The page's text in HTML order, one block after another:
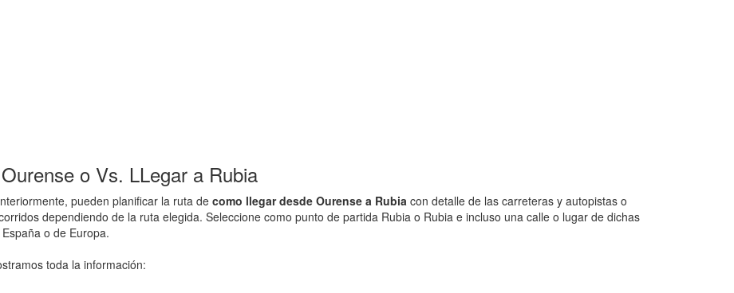
o Vs. LLegar a Rubia
pueden planificar la ruta decomo llegar desde Ourense a Rubia con detalle de las carreteras y autopistas o
dependiendo de la ruta elegida. Seleccione como punto de partida Rubia o Rubia e incluso una calle o lugar de dichas
o de Europa.
toda la información: